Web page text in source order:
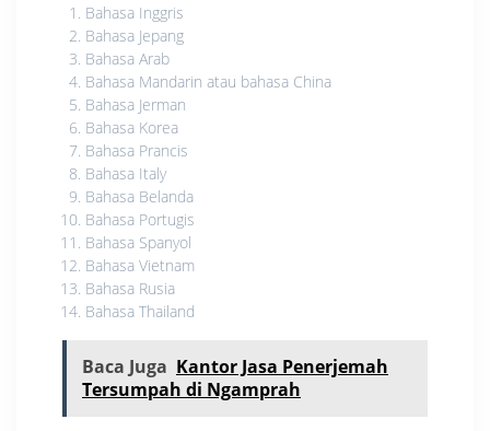
Bahasa Inggris
Bahasa Jepang
Bahasa Arab
Bahasa Mandarin atau bahasa China
Bahasa Jerman
Bahasa Korea
Bahasa Prancis
Bahasa Italy
Bahasa Belanda
Bahasa Portugis
Bahasa Spanyol
Bahasa Vietnam
Bahasa Rusia
Bahasa Thailand
Baca Juga Kantor Jasa Penerjemah
Tersumpah di Ngamprah